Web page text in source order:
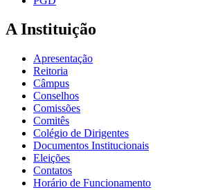
A Instituição
Apresentação
Reitoria
Câmpus
Conselhos
Comissões
Comitês
Colégio de Dirigentes
Documentos Institucionais
Eleições
Contatos
Horário de Funcionamento